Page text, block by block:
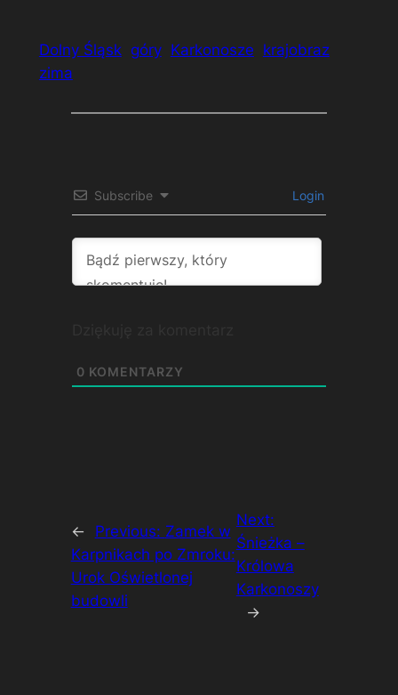
Dolny Śląsk góry Karkonosze krajobraz
zima
Subscribe Login
0 KOMENTARZY
← Previous: Zamek w
Karpnikach po Zmroku:
Urok Oświetlonej
budowli
Next:
Śnieżka –
Królowa
Karkonoszy
→